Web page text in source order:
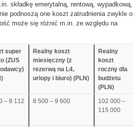
składkę emerytalną, rentową, wypadkową,
podnoszą one koszt zatrudnienia zwykle o
może się różnić m.in. ze względu na
super
(ZUS
Realny koszt
miesięczny (z
rezerwą na L4,
urlopy i biuro) (PLN)
Realny
koszt
roczny dla
budżetu
(PLN)
– 8 112 8 500 – 9 600
102 000 –
115 000